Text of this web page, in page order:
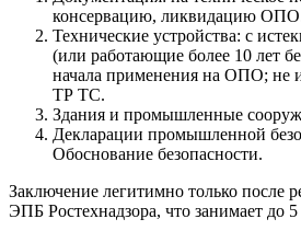
консервацию, ликвидацию
Технические устройства: с
(или работающие более 10 лет
начала применения на ОПО; не
ТР ТС.
Здания и промышленные
Декларации промышленной
Обоснование безопасности.
Заключение легитимно только после
ЭПБ Ростехнадзора, что занимает до